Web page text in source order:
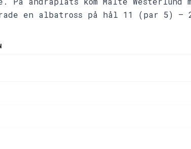
en albatross på hål 11 (par 5) —